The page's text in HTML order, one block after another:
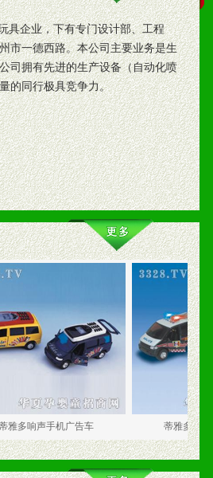
具企业，下有专门设计部、工程
市一德西路。本公司主要业务是生
司拥有先进的生产设备（自动化喷
的同行极具竞争力。
手机广告车 蒂雅多欧洲音响急救车